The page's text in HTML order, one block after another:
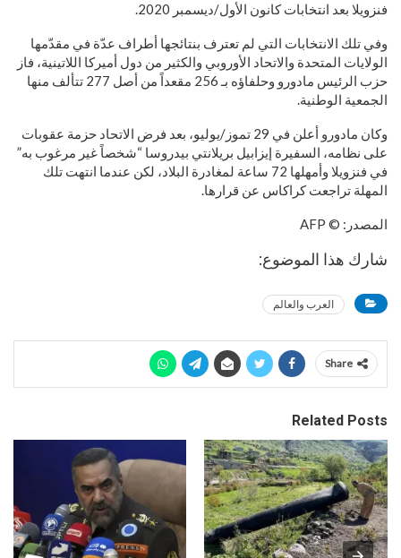
فنزويلا بعد انتخابات كانون الأول/ديسمبر 2020.
وفي تلك الانتخابات التي لم تعترف بنتائجها أطراف عدّة في مقدّمها
الولايات المتحدة والاتحاد الأوروبي والكثير من دول أميركا اللاتينية، فاز
حزب الرئيس مادورو وحلفاؤه بـ 256 مقعداً من أصل 277 تتألف منها
الجمعية الوطنية.
وكان مادورو أعلن في 29 تموز/يوليو، بعد فرض الاتحاد حزمة عقوبات
على نظامه، السفيرة إيزابيل بريلانتي بيدروسا “شخصاً غير مرغوب به”
في فنزويلا وأمهلها 72 ساعة لمغادرة البلاد، لكن عندما انتهت تلك
المهلة تراجعت كراكاس عن قرارها.
المصدر: © AFP
شارك هذا الموضوع:
العرب والعالم
Share
Related Posts